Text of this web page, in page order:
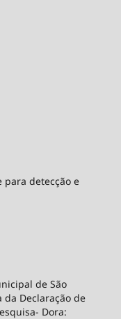
para detecção e
de São
da Declaração de
Dora: